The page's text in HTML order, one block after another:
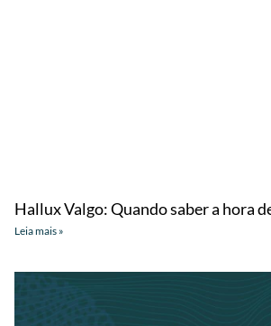
Hallux Valgo: Quando saber a hora
Leia mais »